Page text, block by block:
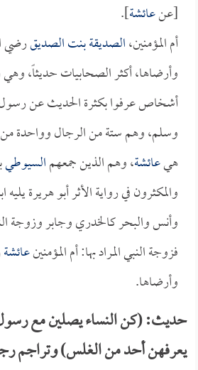
[عنعائشة].
أم المؤمنين،الصديقة بنت الصديقرضي
وأرضاها، أكثر الصحابيات حديثاً،
أشخاص عرفوا بكثرة الحديث عن رسول
وسلم، وهم ستة من الرجال وواحدة من
هيعائشة، وهم الذين جمعهمالسيوطي
والمكثرون في رواية الأثر أبو هريرة
وأنس والبحر كالخدري وجابر وزوجة
فزوجة النبي المراد بها: أم المؤمنينعائشة
وأرضاها.
حديث: (كن النساء يصلين مع رسول
يعرفهن أحد من الغلس) وتراجم